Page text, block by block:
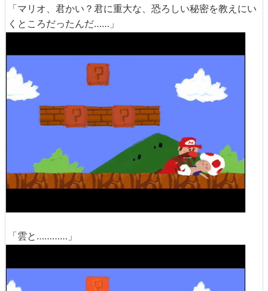
「マリオ、君かい？君に重大な、恐ろしい秘密を教えにい
くところだったんだ……」
「雲と…………」